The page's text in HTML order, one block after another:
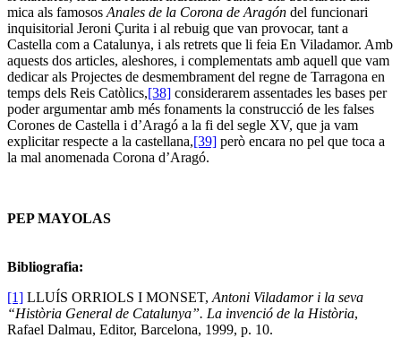
mica als famosos Anales de la Corona de Aragón del funcionari
inquisitorial Jeroni Çurita i al rebuig que van provocar, tant a
Castella com a Catalunya, i als retrets que li feia En Viladamor. Amb
aquests dos articles, aleshores, i complementats amb aquell que vam
dedicar als Projectes de desmembrament del regne de Tarragona en
temps dels Reis Catòlics,[38] considerarem assentades les bases per
poder argumentar amb més fonaments la construcció de les falses
Corones de Castella i d’Aragó a la fi del segle XV, que ja vam
explicitar respecte a la castellana,[39] però encara no pel que toca a
la mal anomenada Corona d’Aragó.
PEP MAYOLAS
Bibliografia:
[1] LLUÍS ORRIOLS I MONSET, Antoni Viladamor i la seva
“Història General de Catalunya”. La invenció de la Història,
Rafael Dalmau, Editor, Barcelona, 1999, p. 10.